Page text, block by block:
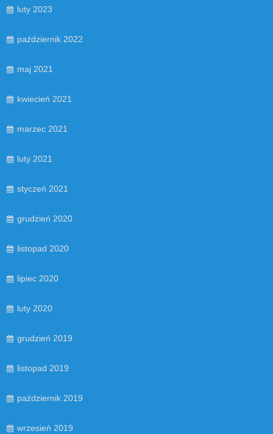
luty 2023
październik 2022
maj 2021
kwiecień 2021
marzec 2021
luty 2021
styczeń 2021
grudzień 2020
listopad 2020
lipiec 2020
luty 2020
grudzień 2019
listopad 2019
październik 2019
wrzesień 2019